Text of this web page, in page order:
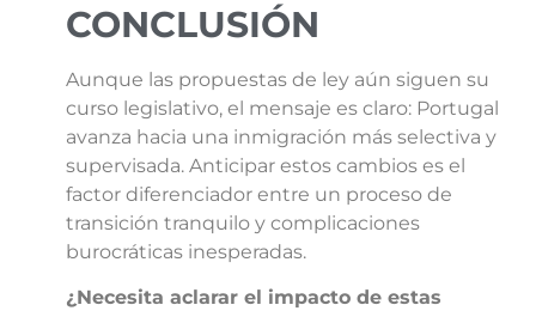
CONCLUSIÓN
Aunque las propuestas de ley aún siguen su
curso legislativo, el mensaje es claro: Portugal
avanza hacia una inmigración más selectiva y
supervisada. Anticipar estos cambios es el
factor diferenciador entre un proceso de
transición tranquilo y complicaciones
burocráticas inesperadas.
¿Necesita aclarar el impacto de estas